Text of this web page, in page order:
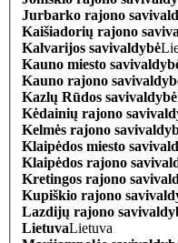
Jurbarko rajono
Kaišiadorių rajono
Kalvarijos savivaldybė
Kauno miesto
Kauno rajono
Kazlų Rūdos savivaldybė
Kėdainių rajono
Kelmės rajono
Klaipėdos miesto
Klaipėdos rajono
Kretingos rajono
Kupiškio rajono
Lazdijų rajono
LietuvaLietuva